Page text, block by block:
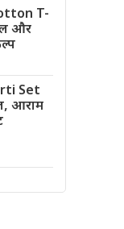
T-
और
Set
आराम